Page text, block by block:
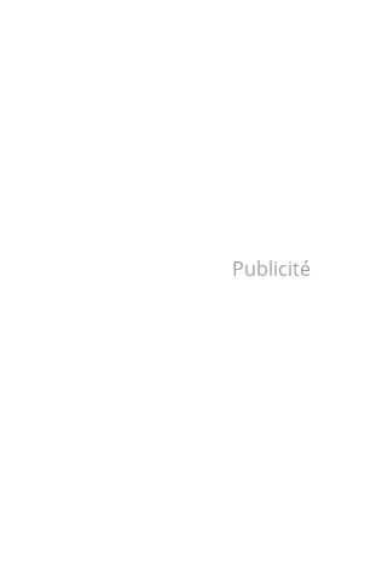
Publicité